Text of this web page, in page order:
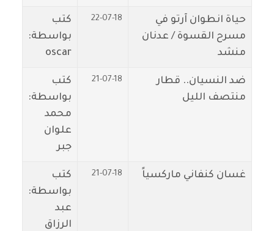
حياة انطوان آرتو في
مسرح القسوة / عدنان
منشد
22-07-18
كتب
بواسطة:
oscar
ضد النسيان.. قطار
منتصف الليل
21-07-18
كتب
بواسطة:
محمد
علوان
جبر
غسان كنفاني ماركسياً 21-07-18
كتب
بواسطة:
عبد
الرزاق